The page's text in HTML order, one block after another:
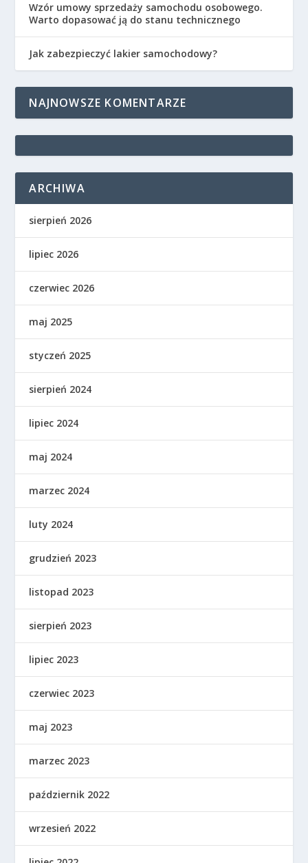
Wzór umowy sprzedaży samochodu osobowego.
Warto dopasować ją do stanu technicznego
Jak zabezpieczyć lakier samochodowy?
NAJNOWSZE KOMENTARZE
ARCHIWA
sierpień 2026
lipiec 2026
czerwiec 2026
maj 2025
styczeń 2025
sierpień 2024
lipiec 2024
maj 2024
marzec 2024
luty 2024
grudzień 2023
listopad 2023
sierpień 2023
lipiec 2023
czerwiec 2023
maj 2023
marzec 2023
październik 2022
wrzesień 2022